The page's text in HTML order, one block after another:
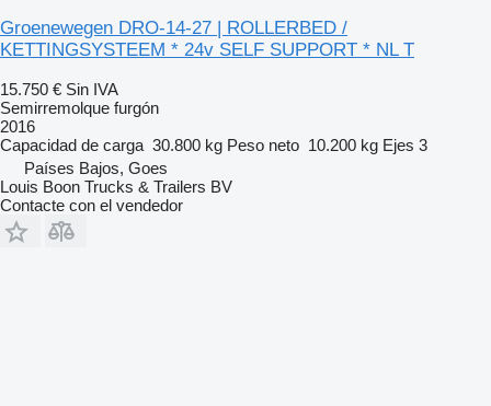
Groenewegen DRO-14-27 | ROLLERBED /
KETTINGSYSTEEM * 24v SELF SUPPORT * NL T
15.750 € Sin IVA
Semirremolque furgón
2016
Capacidad de carga 30.800 kg Peso neto 10.200 kg Ejes 3
Países Bajos, Goes
Louis Boon Trucks & Trailers BV
Contacte con el vendedor